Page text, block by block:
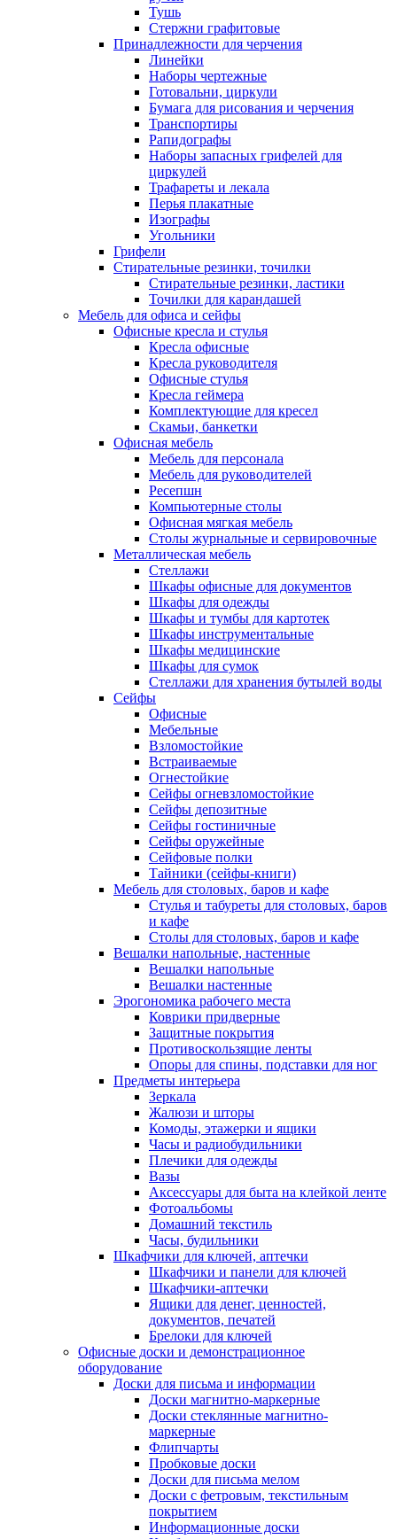
Тушь
Стержни графитовые
Принадлежности для черчения
Линейки
Наборы чертежные
Готовальни, циркули
Бумага для рисования и черчения
Транспортиры
Рапидографы
Наборы запасных грифелей для
циркулей
Трафареты и лекала
Перья плакатные
Изографы
Угольники
Грифели
Стирательные резинки, точилки
Стирательные резинки, ластики
Точилки для карандашей
Мебель для офиса и сейфы
Офисные кресла и стулья
Кресла офисные
Кресла руководителя
Офисные стулья
Кресла геймера
Комплектующие для кресел
Скамьи, банкетки
Офисная мебель
Мебель для персонала
Мебель для руководителей
Ресепшн
Компьютерные столы
Офисная мягкая мебель
Столы журнальные и сервировочные
Металлическая мебель
Стеллажи
Шкафы офисные для документов
Шкафы для одежды
Шкафы и тумбы для картотек
Шкафы инструментальные
Шкафы медицинские
Шкафы для сумок
Стеллажи для хранения бутылей воды
Сейфы
Офисные
Мебельные
Взломостойкие
Встраиваемые
Огнестойкие
Сейфы огневзломостойкие
Сейфы депозитные
Сейфы гостиничные
Сейфы оружейные
Сейфовые полки
Тайники (сейфы-книги)
Мебель для столовых, баров и кафе
Стулья и табуреты для столовых, баров
и кафе
Столы для столовых, баров и кафе
Вешалки напольные, настенные
Вешалки напольные
Вешалки настенные
Эрогономика рабочего места
Коврики придверные
Защитные покрытия
Противоскользящие ленты
Опоры для спины, подставки для ног
Предметы интерьера
Зеркала
Жалюзи и шторы
Комоды, этажерки и ящики
Часы и радиобудильники
Плечики для одежды
Вазы
Аксессуары для быта на клейкой ленте
Фотоальбомы
Домашний текстиль
Часы, будильники
Шкафчики для ключей, аптечки
Шкафчики и панели для ключей
Шкафчики-аптечки
Ящики для денег, ценностей,
документов, печатей
Брелоки для ключей
Офисные доски и демонстрационное
оборудование
Доски для письма и информации
Доски магнитно-маркерные
Доски стеклянные магнитно-
маркерные
Флипчарты
Пробковые доски
Доски для письма мелом
Доски с фетровым, текстильным
покрытием
Информационные доски